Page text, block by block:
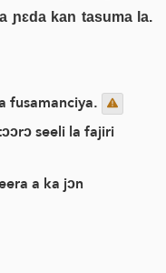
ɲɛda kan tasuma la.
fusamanciya.
seeli la fajiri
a ka jɔn